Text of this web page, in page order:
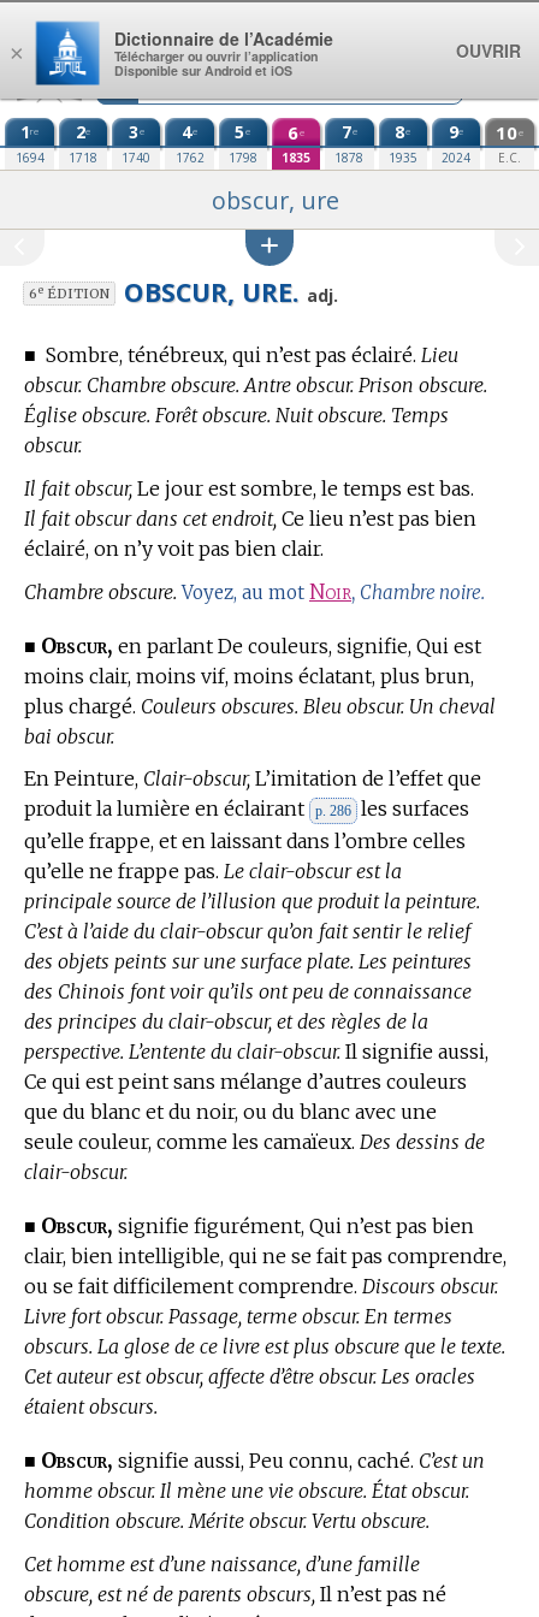
Aller au contenu
1re
1694
2e
1718
3e
1740
4e
1762
5e
1798
6e
1835
7e
1878
8e
1935
9e
2024
10e
E.C.
obscur, ure
6eÉDITION OBSCUR, URE. adj.
■ Sombre, ténébreux, qui n’est pas éclairé. Lieu
obscur. Chambre obscure. Antre obscur. Prison obscure.
Église obscure. Forêt obscure. Nuit obscure. Temps
obscur.
Il fait obscur, Le jour est sombre, le temps est bas.
Il fait obscur dans cet endroit, Ce lieu n’est pas bien
éclairé, on n’y voit pas bien clair.
Chambre obscure. Voyez, au mot Noir, Chambre noire.
■ Obscur, en parlant De couleurs, signifie, Qui est
moins clair, moins vif, moins éclatant, plus brun,
plus chargé. Couleurs obscures. Bleu obscur. Un cheval
bai obscur.
En Peinture, Clair-obscur, L’imitation de l’effet que
produit la lumière en éclairant
p. 286 les surfaces
qu’elle frappe, et en laissant dans l’ombre celles
qu’elle ne frappe pas. Le clair-obscur est la
principale source de l’illusion que produit la peinture.
C’est à l’aide du clair-obscur qu’on fait sentir le relief
des objets peints sur une surface plate. Les peintures
des Chinois font voir qu’ils ont peu de connaissance
des principes du clair-obscur, et des règles de la
perspective. L’entente du clair-obscur. Il signifie aussi,
Ce qui est peint sans mélange d’autres couleurs
que du blanc et du noir, ou du blanc avec une
seule couleur, comme les camaïeux. Des dessins de
clair-obscur.
■ Obscur, signifie figurément, Qui n’est pas bien
clair, bien intelligible, qui ne se fait pas comprendre,
ou se fait difficilement comprendre. Discours obscur.
Livre fort obscur. Passage, terme obscur. En termes
obscurs. La glose de ce livre est plus obscure que le texte.
Cet auteur est obscur, affecte d’être obscur. Les oracles
étaient obscurs.
■ Obscur, signifie aussi, Peu connu, caché. C’est un
homme obscur. Il mène une vie obscure. État obscur.
Condition obscure. Mérite obscur. Vertu obscure.
Cet homme est d’une naissance, d’une famille
obscure, est né de parents obscurs, Il n’est pas né
×
Dictionnaire de l’Académie
Télécharger ou ouvrir l’application
Disponible sur Android et iOS
OUVRIR